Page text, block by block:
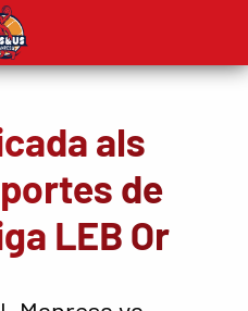
als
de
LEB Or